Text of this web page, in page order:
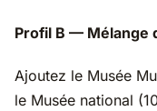
Profil B — Mélange
Ajoutez le Musée
le Musée national